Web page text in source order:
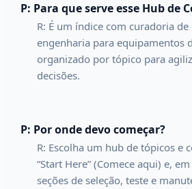
P: Para que serve esse Hub de
R: É um índice com curadoria de
engenharia para equipamentos
organizado por tópico para
decisões.
P: Por onde devo começar?
R: Escolha um hub de tópicos e
“Start Here” (Comece aqui) e,
seções de seleção, teste e